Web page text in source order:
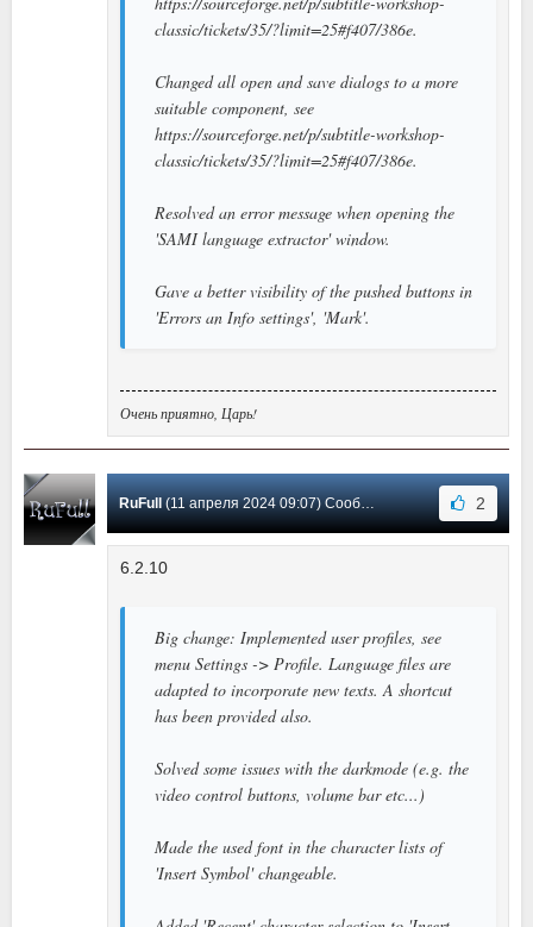
classic/tickets/35/?limit=25#f407/386e.
Changed all open and save dialogs to a more
suitable component, see
https://sourceforge.net/p/subtitle-workshop-
classic/tickets/35/?limit=25#f407/386e.
Resolved an error message when opening the
'SAMI language extractor' window.
Gave a better visibility of the pushed buttons in
'Errors an Info settings', 'Mark'.
Очень приятно, Царь!
RuFull(11 апреля 2024 09:07) Сообщение #57 2
6.2.10
Big change: Implemented user profiles, see
menu Settings -> Profile. Language files are
adapted to incorporate new texts. A shortcut
has been provided also.
Solved some issues with the darkmode (e.g. the
video control buttons, volume bar etc...)
Made the used font in the character lists of
'Insert Symbol' changeable.